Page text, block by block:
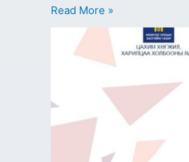
Read More »
ТОПСИТ
шалгалтын
үргэлжилж
байна